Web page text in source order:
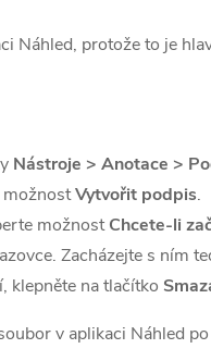
Náhled, protože to je
Nástroje > Anotace >
možnostVytvořit podpis.
možnostChcete-li
Zacházejte s ním
klepněte na tlačítko
v aplikaci Náhled